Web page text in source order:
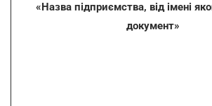
«Назва підприємства, від імені
документ»